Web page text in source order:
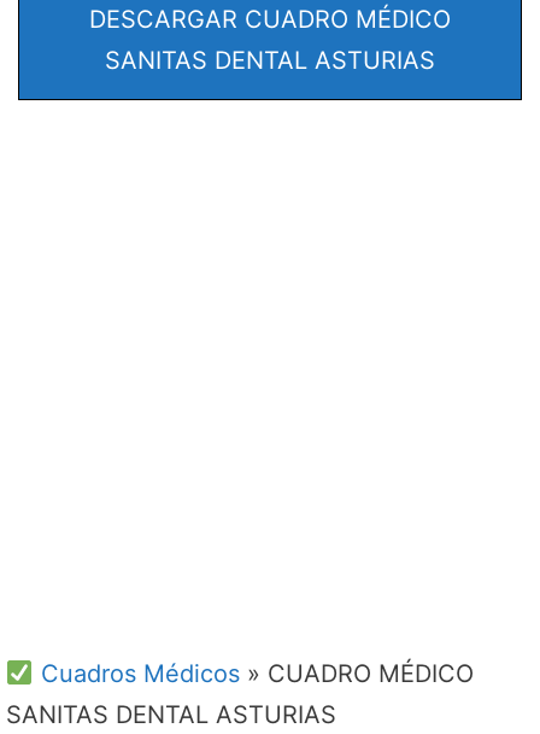
DESCARGAR CUADRO MÉDICO
SANITAS DENTAL ASTURIAS
Cuadros Médicos» CUADRO MÉDICO
SANITAS DENTAL ASTURIAS